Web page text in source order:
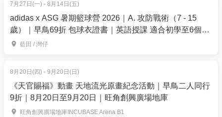
為方便市民前往，大會特別安排免費接駁巴士，來往
東涌港鐵站、荃灣及屯門，讓大家更輕鬆到場參與這
個購物盛宴！
工展會購物節2026 | 進場流程
(1) 打開由「01空間」寄出的訂單電郵，標題：你已成
功購買-「第6屆工展會購物節-電子門券」，按查看電
子門券；
7月27日(一) - 8月14日(五)
adidas x ASG 暑期籃球營 2026｜A. 攻防戰術（7 - 15
歲）｜早鳥69折 包球衣證書｜英語授課 適合初學至6個月
籃球經驗的學員｜藍⽥、灣仔【用推廣碼減高達$100】
藍田 / 灣仔
8月20日(四) - 9月20日(日)
《天官賜福》動畫 天地流光原畫紀念活動｜早鳥二人同行
9折｜8月20日至9月20日｜旺角創興廣場地庫
旺角創興廣場地庫INCUBASE Arena B1